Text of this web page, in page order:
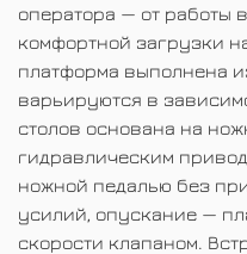
оператора — от работы
комфортной загрузки
платформа выполнена
варьируются в
столов основана на
гидравлическим
ножной педалью без
усилий, опускание —
скорости клапаном.